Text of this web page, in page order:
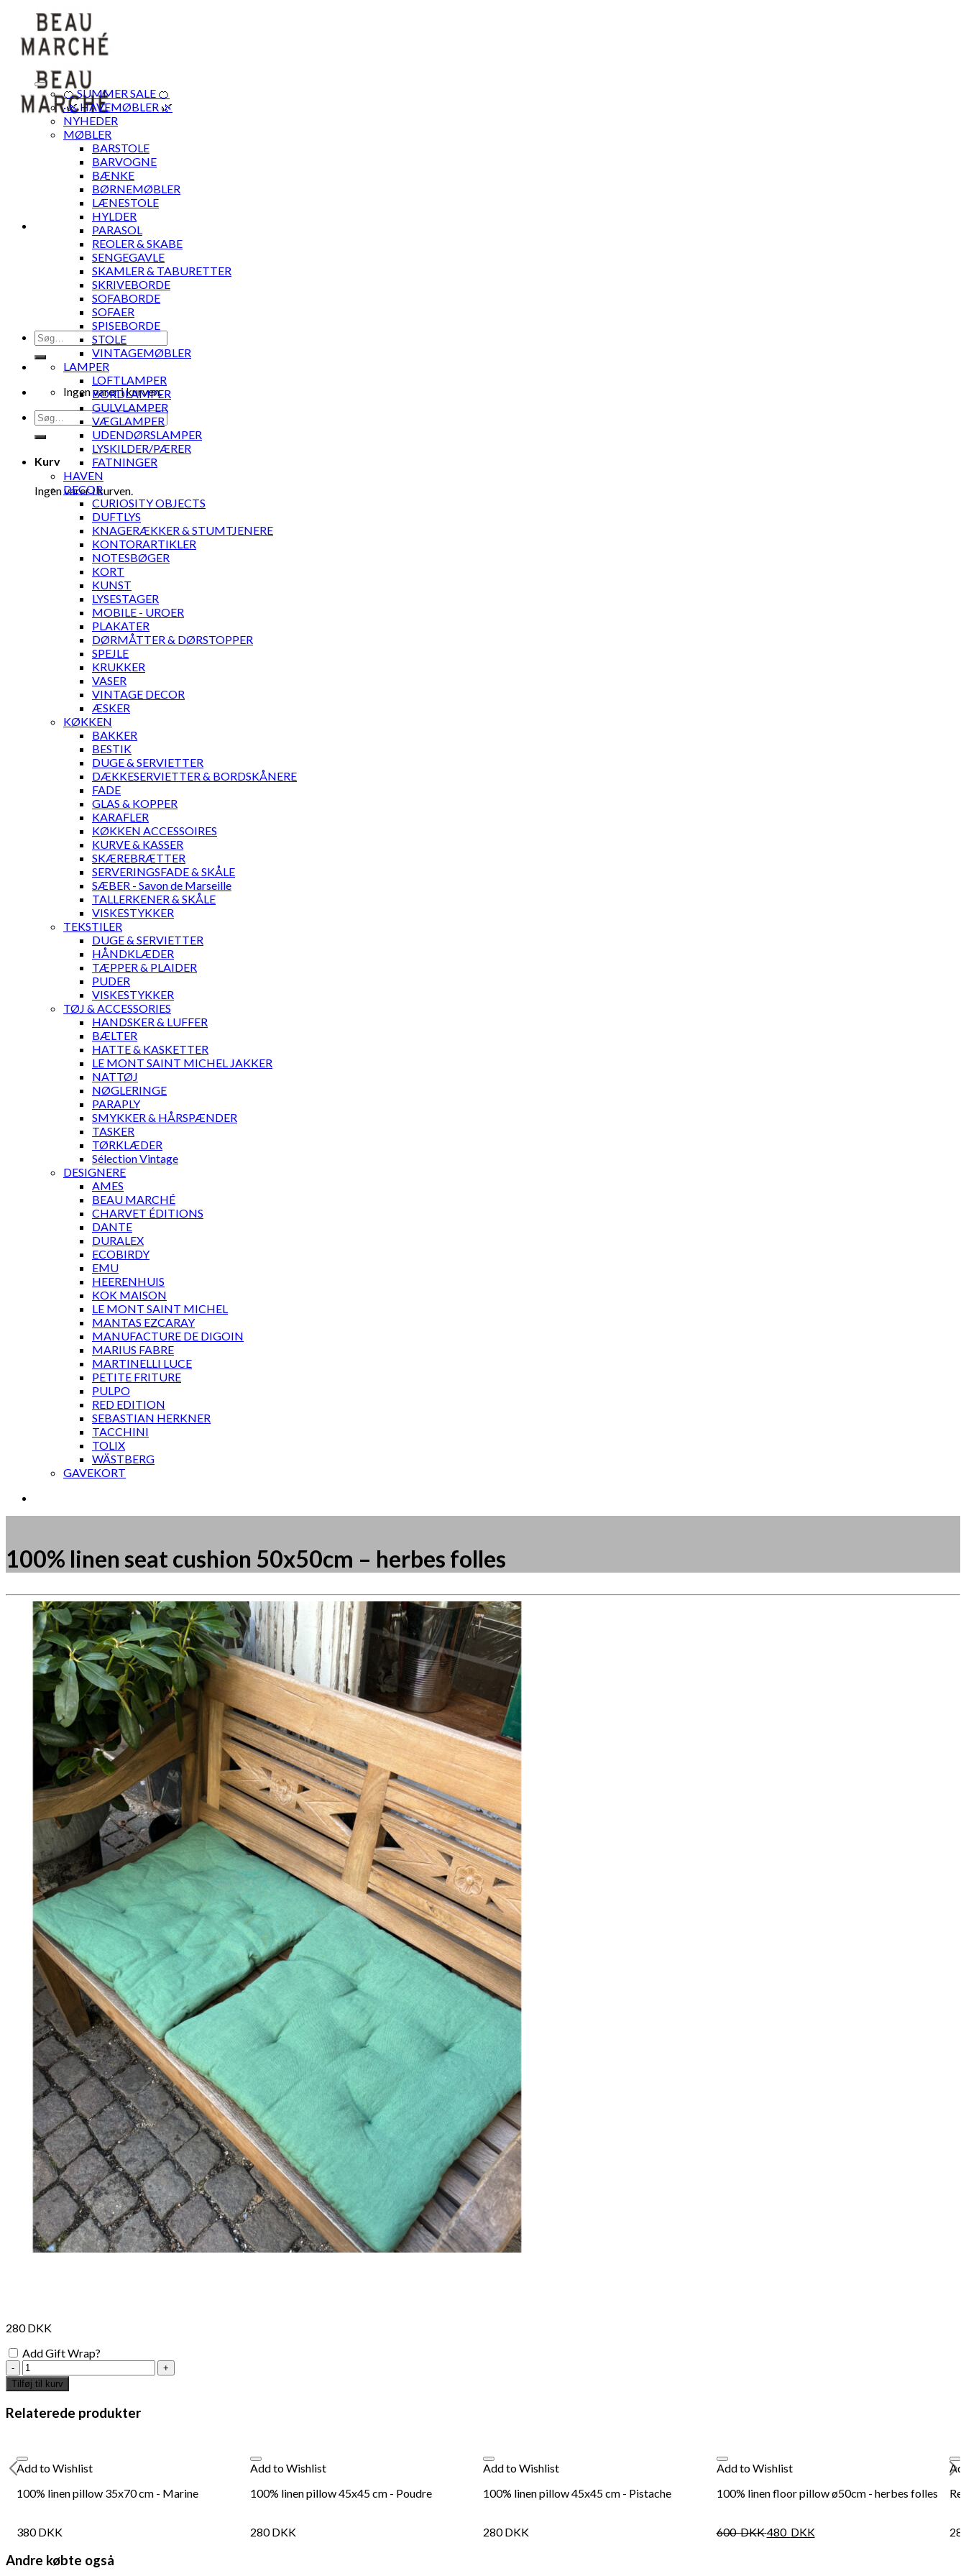
content
Søg
efter:
Ingen varer i kurven.
Søg
efter:
Kurv
Ingen varer i kurven.
🍊 SUMMER SALE 🍊
·🌿 HAVEMØBLER 🌿
NYHEDER
MØBLER
BARSTOLE
BARVOGNE
BÆNKE
BØRNEMØBLER
LÆNESTOLE
HYLDER
PARASOL
REOLER & SKABE
SENGEGAVLE
SKAMLER & TABURETTER
SKRIVEBORDE
SOFABORDE
SOFAER
SPISEBORDE
STOLE
VINTAGEMØBLER
LAMPER
LOFTLAMPER
BORDLAMPER
GULVLAMPER
VÆGLAMPER
UDENDØRSLAMPER
LYSKILDER/PÆRER
FATNINGER
HAVEN
DECOR
CURIOSITY OBJECTS
DUFTLYS
KNAGERÆKKER & STUMTJENERE
KONTORARTIKLER
NOTESBØGER
KORT
KUNST
LYSESTAGER
MOBILE - UROER
PLAKATER
DØRMÅTTER & DØRSTOPPER
SPEJLE
KRUKKER
VASER
VINTAGE DECOR
ÆSKER
KØKKEN
BAKKER
BESTIK
DUGE & SERVIETTER
DÆKKESERVIETTER & BORDSKÅNERE
FADE
GLAS & KOPPER
KARAFLER
KØKKEN ACCESSOIRES
KURVE & KASSER
SKÆREBRÆTTER
SERVERINGSFADE & SKÅLE
SÆBER - Savon de Marseille
TALLERKENER & SKÅLE
VISKESTYKKER
TEKSTILER
DUGE & SERVIETTER
HÅNDKLÆDER
TÆPPER & PLAIDER
PUDER
VISKESTYKKER
TØJ & ACCESSORIES
HANDSKER & LUFFER
BÆLTER
HATTE & KASKETTER
LE MONT SAINT MICHEL JAKKER
NATTØJ
NØGLERINGE
PARAPLY
SMYKKER & HÅRSPÆNDER
TASKER
TØRKLÆDER
Sélection Vintage
DESIGNERE
AMES
BEAU MARCHÉ
CHARVET ÉDITIONS
DANTE
DURALEX
ECOBIRDY
EMU
HEERENHUIS
KOK MAISON
LE MONT SAINT MICHEL
MANTAS EZCARAY
MANUFACTURE DE DIGOIN
MARIUS FABRE
MARTINELLI LUCE
PETITE FRITURE
PULPO
RED EDITION
SEBASTIAN HERKNER
TACCHINI
TOLIX
WÄSTBERG
GAVEKORT
100% linen seat cushion 50x50cm – herbes folles
Måske kunne nogle af disse produkter have din interesse?
Add to Wishlist
"Choucroute" Plakat - Peter Kjær-Andersen 70x100 cm
368DKK Tilføj til kurv
Se kurvKasse
280DKK
Add Gift Wrap?
100%
linen
seat
cushion
50x50cm
folles
antal
Tilføj til kurv
Relaterede produkter
Add to Wishlist
100% linen pillow 35x70 cm - Marine
380DKK
Add to Wishlist
100% linen pillow 45x45 cm - Poudre
280DKK
Add to Wishlist
100% linen pillow 45x45 cm - Pistache
280DKK
Add to Wishlist
100% linen floor pillow ø50cm - herbes folles
600DKK480 DKK
Andre købte også